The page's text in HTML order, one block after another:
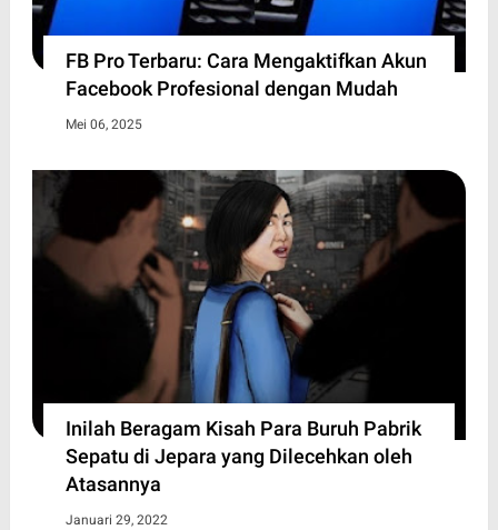
FB Pro Terbaru: Cara Mengaktifkan Akun
Facebook Profesional dengan Mudah
Mei 06, 2025
Inilah Beragam Kisah Para Buruh Pabrik
Sepatu di Jepara yang Dilecehkan oleh
Atasannya
Januari 29, 2022